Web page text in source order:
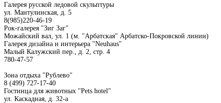
Галерея русской ледовой скульптуры
ул. Мантулинская, д. 5
8(985)220-46-19
Рок-галерея "Зиг Заг"
Можайский вал, ул. 1 (м. "Арбатская" Арбатско-Покровской линии)
Галерея дизайна и интерьера "Neuhaus"
Малый Калужский пер., д. 2, стр. 4
780-47-57
Зона отдыха "Рублево"
8 (499) 727-17-40
Гостинца для животных "Рets hotel"
ул. Каскадная, д. 32-а